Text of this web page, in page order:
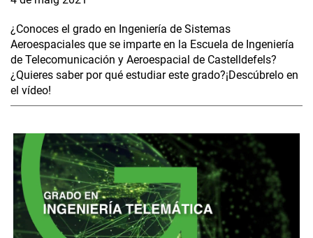
¿Conoces el grado en Ingeniería de Sistemas
Aeroespaciales que se imparte en la Escuela de Ingeniería
de Telecomunicación y Aeroespacial de Castelldefels?
¿Quieres saber por qué estudiar este grado?¡Descúbrelo en
el vídeo!